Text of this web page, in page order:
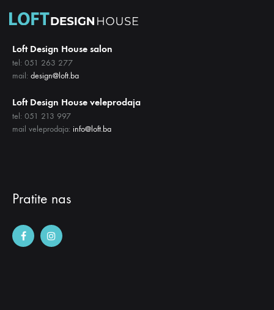
Loft Design House salon
tel: 051 263 277
mail: design@loft.ba
Loft Design House veleprodaja
tel: 051 213 997
mail veleprodaja: info@loft.ba
Pratite nas